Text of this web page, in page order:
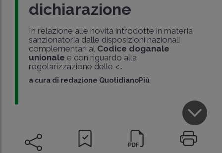
dichiarazione
In relazione alle novità introdotte in materia
sanzionatoria dalle disposizioni nazionali
complementari al Codice doganale
unionalee con riguardo alla
regolarizzazione delle <..
a cura di redazione QuotidianoPiù